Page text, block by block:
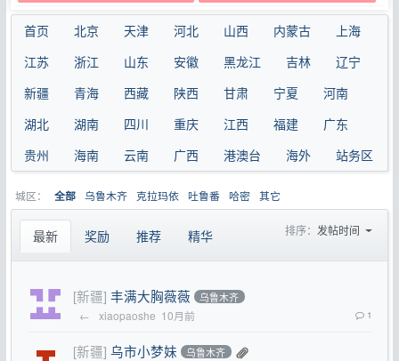
首页 北京 天津 河北 山西 内蒙古
上海
江苏
浙江 山东 安徽 黑龙江 吉林
辽宁
新疆
青海 西藏 陕西 甘肃 宁夏
河南
湖北
湖南 四川 重庆 江西 福建
广东
贵州
海南 云南 广西 港澳台 海外 站务区
城区： 全部 乌鲁木齐 克拉玛依 吐鲁番 哈密 其它
最新 奖励 推荐 精华 排序： 发帖时间
[新疆] 丰满大胸薇薇 乌鲁木齐
← xiaopaoshe 10月前 1
[新疆] 乌市小梦妹 乌鲁木齐